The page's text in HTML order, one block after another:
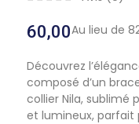
60,00Au lieu de
Découvrez
composé d’un
collier Nila, sublimé
et lumineux, parfait